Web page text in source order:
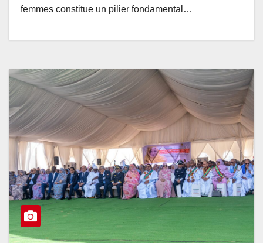
femmes constitue un pilier fondamental…